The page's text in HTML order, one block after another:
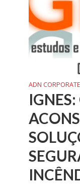
ADN CORPORATE